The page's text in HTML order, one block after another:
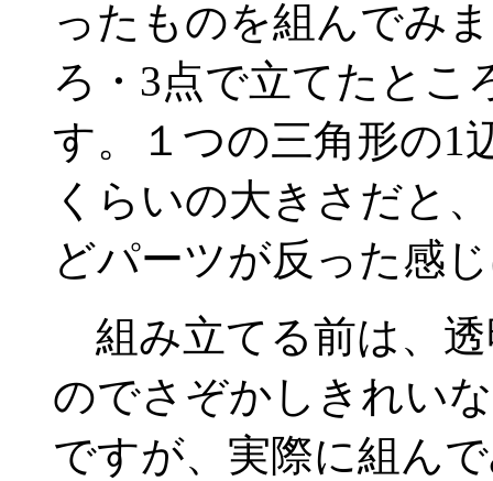
ったものを組んでみ
ろ・3点で立てたとこ
す。１つの三角形の1
くらいの大きさだと
どパーツが反った感
組み立てる前は、
のでさぞかしきれい
ですが、実際に組ん